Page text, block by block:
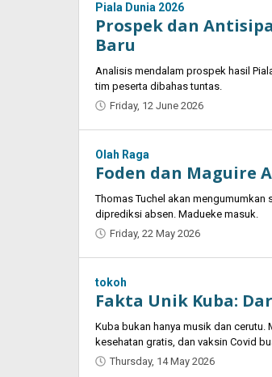
Piala Dunia 2026
Prospek dan
Baru
Analisis mendalam prospek hasil
tim peserta dibahas tuntas.
Friday, 12 June 2026
Olah Raga
Foden dan Maguire
Thomas Tuchel akan mengumumkan
diprediksi absen. Madueke masuk.
Friday, 22 May 2026
tokoh
Fakta Unik Kuba:
Kuba bukan hanya musik dan cerutu.
kesehatan gratis, dan vaksin Covid
Thursday, 14 May 2026